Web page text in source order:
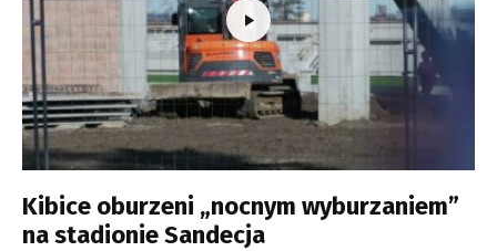
Kibice oburzeni „nocnym wyburzaniem”
na stadionie Sandecja